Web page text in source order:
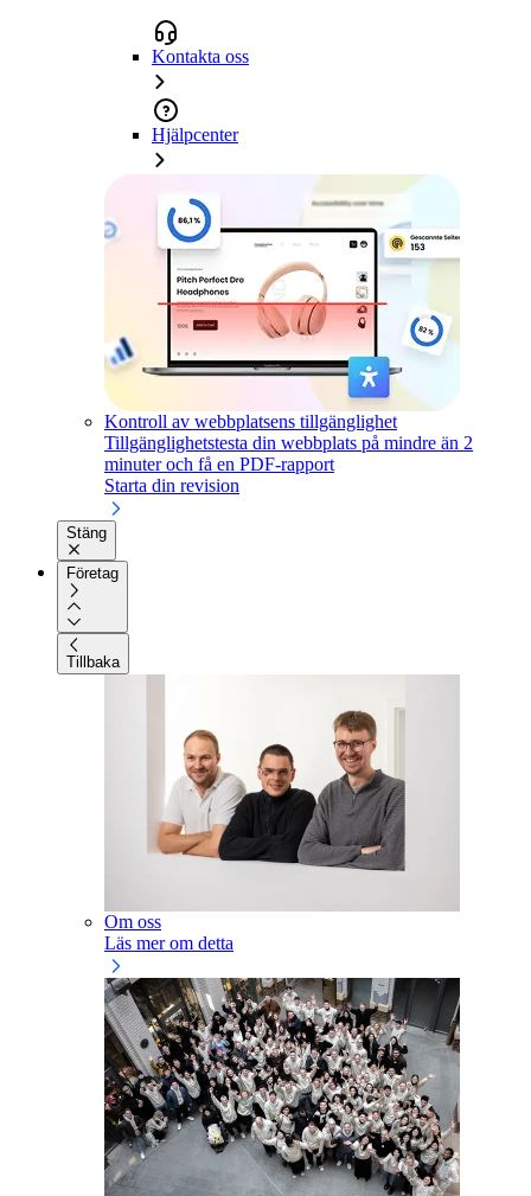
Kontakta oss
Hjälpcenter
Kontroll av webbplatsens tillgänglighet
Tillgänglighetstesta din webbplats på mindre än 2
minuter och få en PDF-rapport
Starta din revision
Stäng
Företag
Tillbaka
Om oss
Läs mer om detta